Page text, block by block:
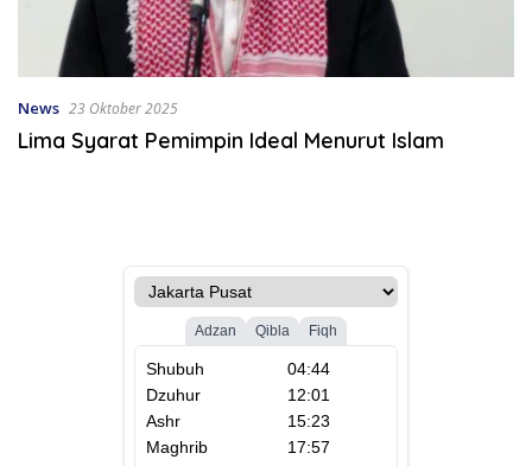
News 23 Oktober 2025
Lima Syarat Pemimpin Ideal Menurut Islam